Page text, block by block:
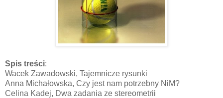
Spis treści:
Wacek Zawadowski, Tajemnicze rysunki
Anna Michałowska, Czy jest nam potrzebny NiM?
Celina Kadej, Dwa zadania ze stereometrii